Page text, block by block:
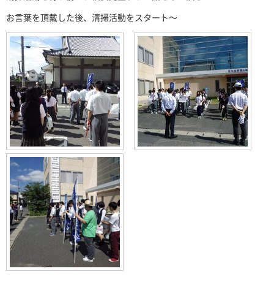
お言葉を頂戴した後、清掃活動をスタート～